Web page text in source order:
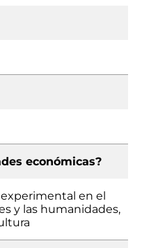
económicas?
en el
y las humanidades,